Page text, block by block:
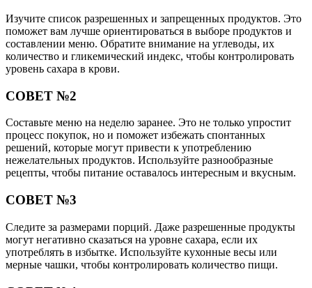
Изучите список разрешенных и запрещенных продуктов. Это
поможет вам лучше ориентироваться в выборе продуктов и
составлении меню. Обратите внимание на углеводы, их
количество и гликемический индекс, чтобы контролировать
уровень сахара в крови.
СОВЕТ №2
Составьте меню на неделю заранее. Это не только упростит
процесс покупок, но и поможет избежать спонтанных
решений, которые могут привести к употреблению
нежелательных продуктов. Используйте разнообразные
рецепты, чтобы питание оставалось интересным и вкусным.
СОВЕТ №3
Следите за размерами порций. Даже разрешенные продукты
могут негативно сказаться на уровне сахара, если их
употреблять в избытке. Используйте кухонные весы или
мерные чашки, чтобы контролировать количество пищи.